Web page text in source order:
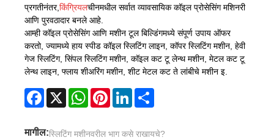
प्रगतीनंतर,किंग्रियलचीनमधील सर्वात व्यावसायिक कॉइल प्रोसेसिंग मशिनरी
आणि पुरवठादार बनले आहे.
आम्ही कॉइल प्रोसेसिंग आणि मशीन टूल बिल्डिंगमध्ये संपूर्ण उपाय ऑफर
करतो, ज्यामध्ये हाय स्पीड कॉइल स्लिटिंग लाइन, कॉपर स्लिटिंग मशीन, हेवी
गेज स्लिटिंग, सिंपल स्लिटिंग मशीन, कॉइल कट टू लेन्थ मशीन, मेटल कट टू
लेन्थ लाइन, फ्लाय शीअरिंग मशीन, शीट मेटल कट ते लांबीचे मशीन इ.
Facebook
X WhatsAppPinterestLinkedIn
मागील:स्लिटिंग मशीनवरील भाग कसे राखायचे?